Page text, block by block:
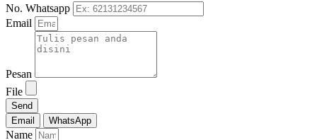
No. Whatsapp
Email
Pesan
File
Send
Email
WhatsApp
Name